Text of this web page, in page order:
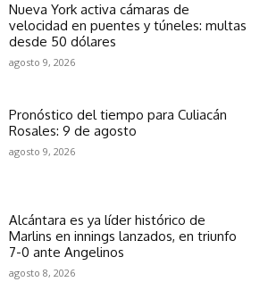
Nueva York activa cámaras de
velocidad en puentes y túneles: multas
desde 50 dólares
agosto 9, 2026
Pronóstico del tiempo para Culiacán
Rosales: 9 de agosto
agosto 9, 2026
Alcántara es ya líder histórico de
Marlins en innings lanzados, en triunfo
7-0 ante Angelinos
agosto 8, 2026